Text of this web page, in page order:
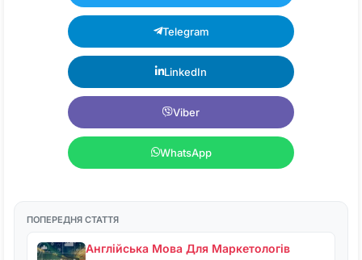
Telegram
LinkedIn
Viber
WhatsApp
ПОПЕРЕДНЯ СТАТТЯ
Англійська Мова Для Маркетологів